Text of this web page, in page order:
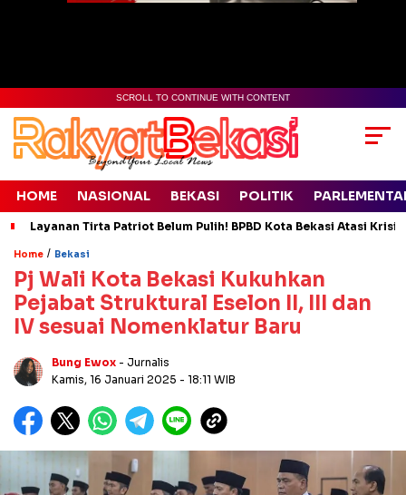
SCROLL TO CONTINUE WITH CONTENT
HOME NASIONAL BEKASI POLITIK
Layanan Tirta Patriot Belum Pulih! BPBD Kota Bekasi Atasi
Home / Bekasi
Pj Wali Kota Bekasi Kukuhkan
Pejabat Struktural Eselon II, III dan
IV sesuai Nomenklatur Baru
Bung Ewox - Jurnalis
Kamis, 16 Januari 2025 - 18:11 WIB